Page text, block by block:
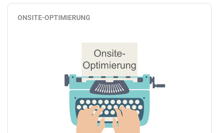
ONSITE-OPTIMIERUNG